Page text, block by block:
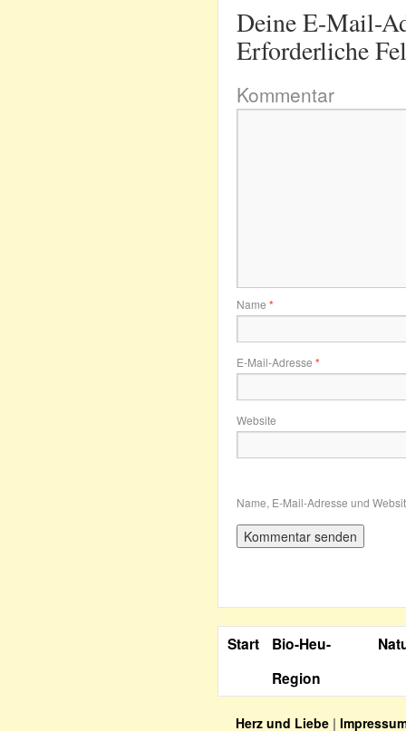
Deine E-Mail-
Erforderliche
Kommentar
Name *
E-Mail-Adresse *
Website
Name, E-Mail-Adresse und
Start
Bio-Heu-
Region
Herz und Liebe |